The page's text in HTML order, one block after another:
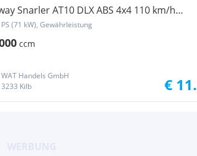
Snarler AT10 DLX ABS 4x4 110 km/h
(71 kW), Gewährleistung
ccm
WAT Handels GmbH
3233 Kilb
€